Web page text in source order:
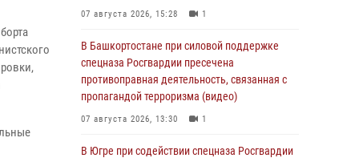
07 августа 2026, 15:28 1
В Башкортостане при силовой поддержке
спецназа Росгвардии пресечена
противоправная деятельность, связанная с
пропагандой терроризма (видео)
07 августа 2026, 13:30 1
В Югре при содействии спецназа Росгвардии